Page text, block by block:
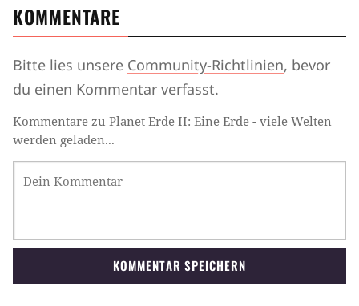
KOMMENTARE
Bitte lies unsere Community-Richtlinien, bevor
du einen Kommentar verfasst.
Kommentare zu Planet Erde II: Eine Erde - viele Welten
werden geladen...
KOMMENTAR SPEICHERN